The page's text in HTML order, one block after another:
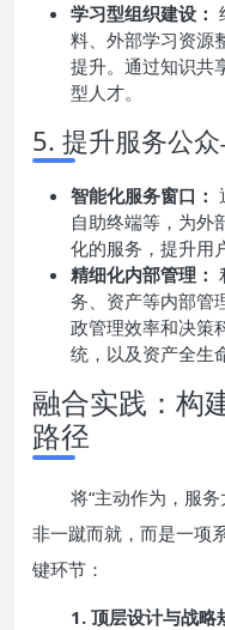
学习型组织建设：
料、外部学习资源
提升。通过知识共
型人才。
5. 提升服务公
智能化服务窗口：
自助终端等，为外
化的服务，提升用
精细化内部管理：
务、资产等内部管
政管理效率和决策
统，以及资产全生
融合实践：构
路径
将“主动作为，服
非一蹴而就，而是一项
键环节：
1. 顶层设计与战略